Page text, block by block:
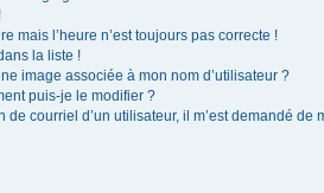
mais l’heure n’est toujours pas correcte !
la liste !
image associée à mon nom d’utilisateur ?
puis-je le modifier ?
de courriel d’un utilisateur, il m’est demandé de